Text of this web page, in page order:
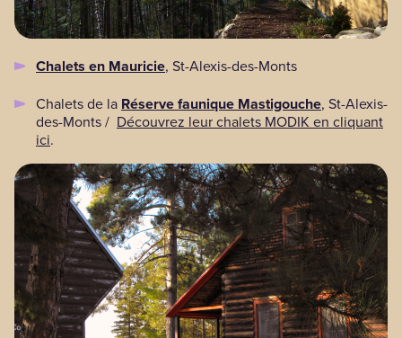
Chalets en Mauricie, St-Alexis-des-Monts
Chalets de la Réserve faunique Mastigouche, St-Alexis-
des-Monts / Découvrez leur chalets MODIK en cliquant
ici.